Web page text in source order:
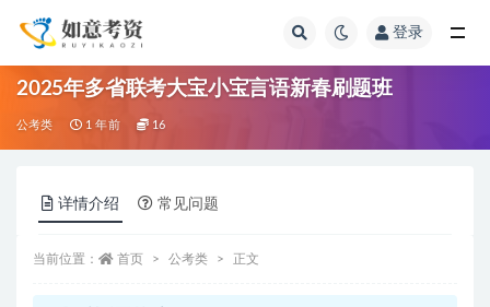
登录
2025年多省联考大宝小宝言语新春刷题班
公考类 1 年前 16
详情介绍 常见问题
当前位置： 首页 公考类 正文